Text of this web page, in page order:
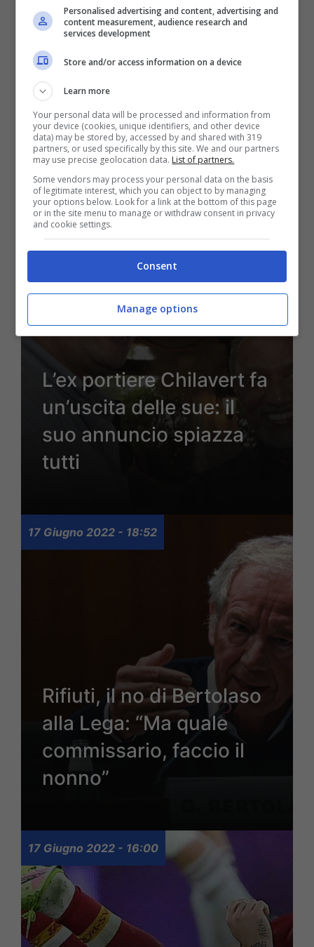
Tragedia a Reggio
Emilia, due paracadutisti
si scontrano in volo e
precipitano
17 Giugno 2022 - 20:07
L’ex portiere Chilavert fa
un’uscita delle sue: il
suo annuncio spiazza
tutti
17 Giugno 2022 - 18:52
Rifiuti, il no di Bertolaso
alla Lega: “Ma quale
commissario, faccio il
nonno”
17 Giugno 2022 - 16:00
Personalised advertising and content, advertising and
content measurement, audience research and
services development
Store and/or access information on a device
Learn more
Your personal data will be processed and information from
your device (cookies, unique identifiers, and other device
data) may be stored by, accessed by and shared with 319
partners, or used specifically by this site. We and our partners
may use precise geolocation data. List of partners.
Some vendors may process your personal data on the basis
of legitimate interest, which you can object to by managing
your options below. Look for a link at the bottom of this page
or in the site menu to manage or withdraw consent in privacy
and cookie settings.
Consent
Manage options